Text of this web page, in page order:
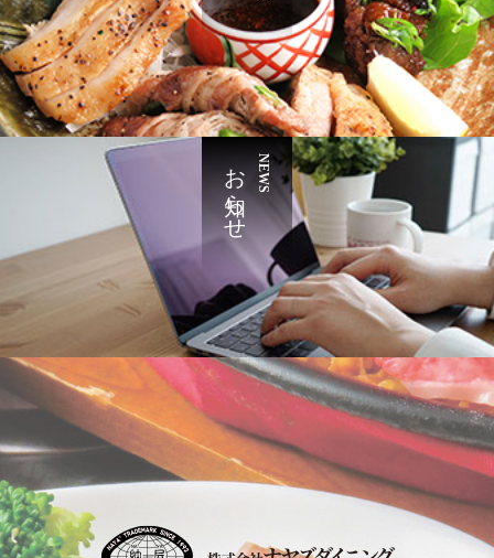
NEWS
お知らせ